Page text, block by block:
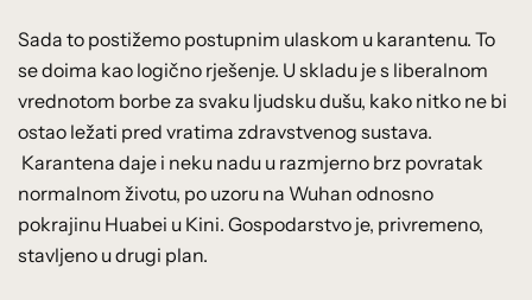
Sada to postižemo postupnim ulaskom u karantenu. To
se doima kao logično rješenje. U skladu je s liberalnom
vrednotom borbe za svaku ljudsku dušu, kako nitko ne bi
ostao ležati pred vratima zdravstvenog sustava.
Karantena daje i neku nadu u razmjerno brz povratak
normalnom životu, po uzoru na Wuhan odnosno
pokrajinu Huabei u Kini. Gospodarstvo je, privremeno,
stavljeno u drugi plan.